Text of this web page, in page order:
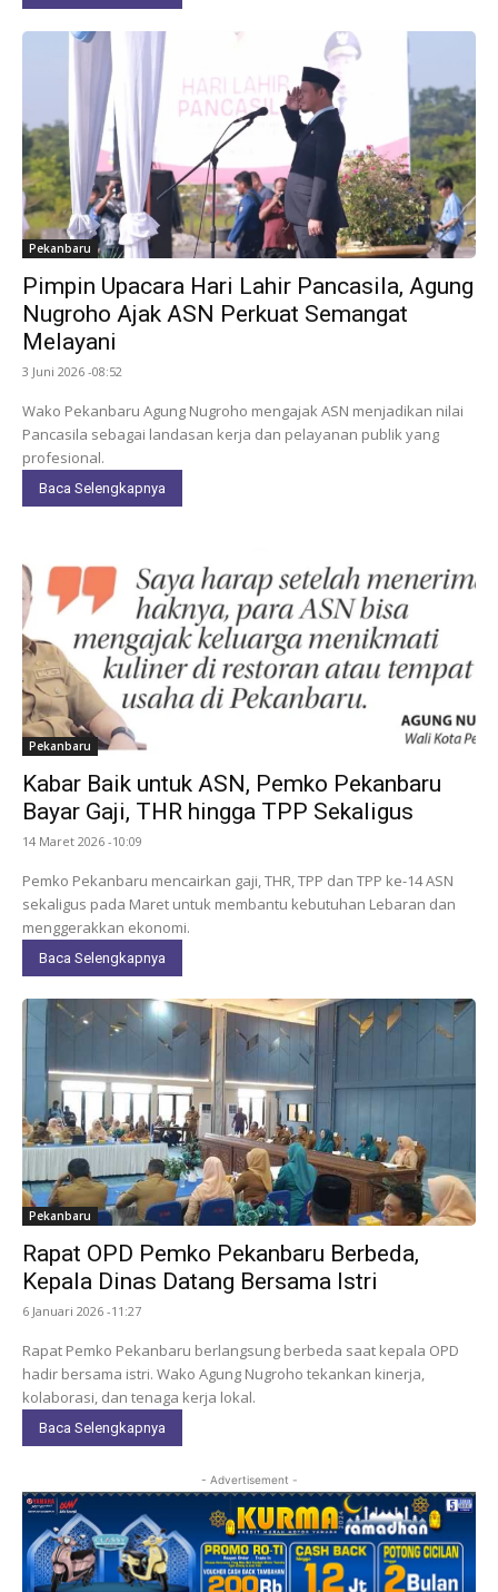
Pekanbaru
Pimpin Upacara Hari Lahir Pancasila, Agung
Nugroho Ajak ASN Perkuat Semangat
Melayani
3 Juni 2026 -08:52
Wako Pekanbaru Agung Nugroho mengajak ASN menjadikan nilai
Pancasila sebagai landasan kerja dan pelayanan publik yang
profesional.
Baca Selengkapnya
Pekanbaru
Kabar Baik untuk ASN, Pemko Pekanbaru
Bayar Gaji, THR hingga TPP Sekaligus
14 Maret 2026 -10:09
Pemko Pekanbaru mencairkan gaji, THR, TPP dan TPP ke-14 ASN
sekaligus pada Maret untuk membantu kebutuhan Lebaran dan
menggerakkan ekonomi.
Baca Selengkapnya
Pekanbaru
Rapat OPD Pemko Pekanbaru Berbeda,
Kepala Dinas Datang Bersama Istri
6 Januari 2026 -11:27
Rapat Pemko Pekanbaru berlangsung berbeda saat kepala OPD
hadir bersama istri. Wako Agung Nugroho tekankan kinerja,
kolaborasi, dan tenaga kerja lokal.
Baca Selengkapnya
- Advertisement -